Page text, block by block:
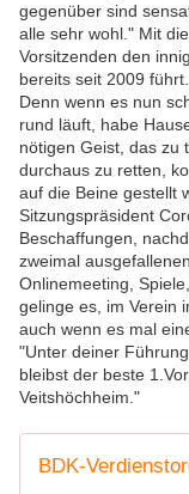
gegenüber sind
alle sehr wohl." Mit
Vorsitzenden den
bereits seit 2009 führt.
Denn wenn es nun
rund läuft, habe
nötigen Geist, das zu
durchaus zu retten,
auf die Beine gestellt
Sitzungspräsident
Beschaffungen,
zweimal
Onlinemeeting,
gelinge es, im Verein
auch wenn es mal
"Unter deiner
bleibst der beste
Veitshöchheim."